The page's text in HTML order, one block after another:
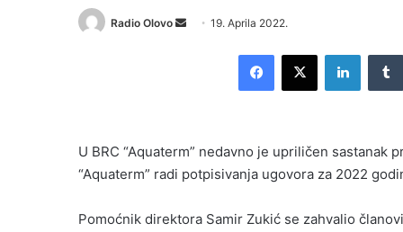
Radio Olovo
Send19. Aprila 2022.
Facebook
X LinkedIn
U BRC “Aquaterm” nedavno je upriličen
“Aquaterm” radi potpisivanja ugovora za 2022
Pomoćnik direktora Samir Zukić se zahvalio